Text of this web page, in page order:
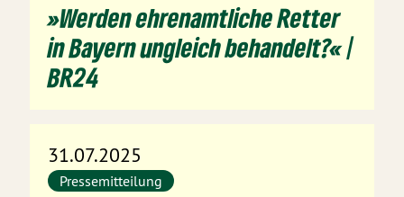
»Werden ehrenamtliche Retter
in Bayern ungleich behandelt?« |
BR24
31.07.2025
Pressemitteilung